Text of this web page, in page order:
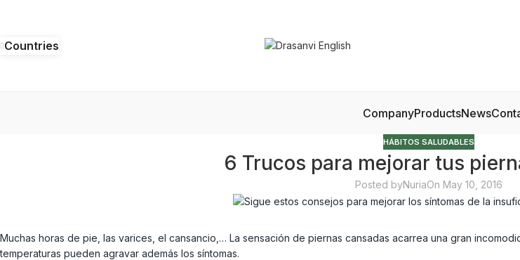
Countries
CompanyProductsNews
HÁBITOS SALUDABLES
6 Trucos para mejorar tus
Posted byNuriaOn May 10, 2016
Muchas horas de pie, las varices, el cansancio,… La sensación de piernas cansadas acarrea una gran
temperaturas pueden agravar además los síntomas.